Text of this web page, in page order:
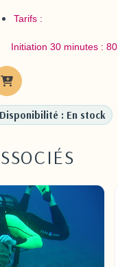
Tarifs :
30 minutes :
Disponibilité : En stock